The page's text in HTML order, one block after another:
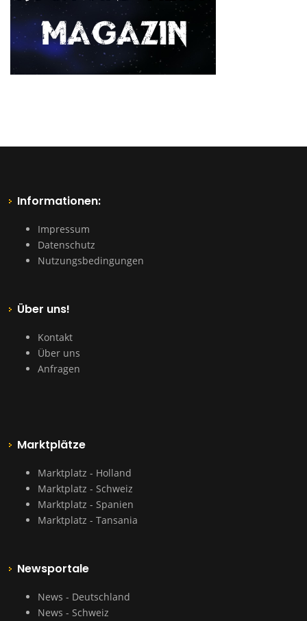
Informationen:
Impressum
Datenschutz
Nutzungsbedingungen
Über uns!
Kontakt
Über uns
Anfragen
Marktplätze
Marktplatz - Holland
Marktplatz - Schweiz
Marktplatz - Spanien
Marktplatz - Tansania
Newsportale
News - Deutschland
News - Schweiz